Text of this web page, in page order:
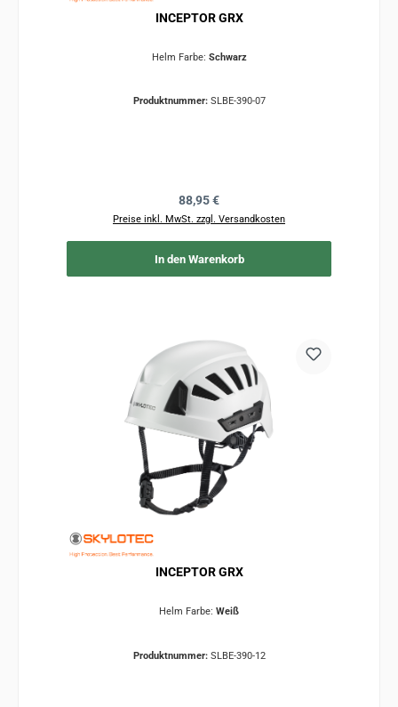
INCEPTOR GRX
Helm Farbe: Schwarz
Produktnummer: SLBE-390-07
Regulärer Preis:
88,95 €
Preise inkl. MwSt. zzgl. Versandkosten
In den Warenkorb
INCEPTOR GRX
Helm Farbe: Weiß
Produktnummer: SLBE-390-12